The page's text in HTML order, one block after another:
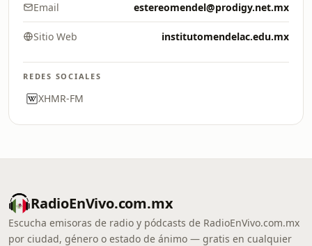
Email estereomendel@prodigy.net.mx
Sitio Web institutomendelac.edu.mx
REDES SOCIALES
XHMR-FM
RadioEnVivo.com.mx
Escucha emisoras de radio y pódcasts de RadioEnVivo.com.mx
por ciudad, género o estado de ánimo — gratis en cualquier